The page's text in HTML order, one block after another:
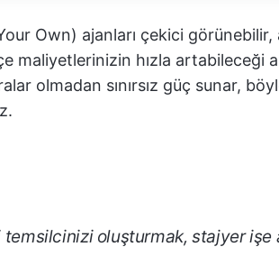
Own) ajanları çekici görünebilir,
maliyetlerinizin hızla artabileceği
olmadan sınırsız güç sunar,
temsilcinizi oluşturmak, stajyer işe